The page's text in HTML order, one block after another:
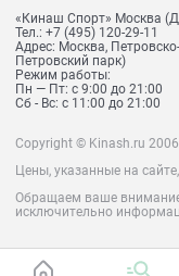
«Кинаш Спорт» Москва
Тел.: +7 (495) 120-29-11
Адрес: Москва,
Петровский парк)
Режим работы:
Пн — Пт: с 9:00 до 21:00
Сб - Вс: с 11:00 до 21:00
Copyright © Kinash.ru
Цены, указанные на
Обращаем ваше
исключительно